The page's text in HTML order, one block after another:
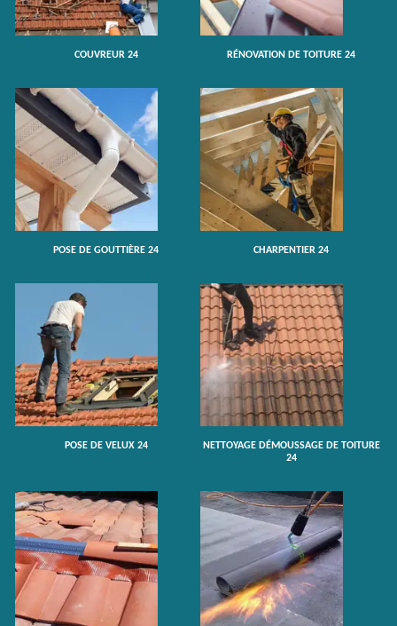
COUVREUR 24 RÉNOVATION DE TOITURE 24
POSE DE GOUTTIÈRE 24 CHARPENTIER 24
POSE DE VELUX 24
NETTOYAGE DÉMOUSSAGE DE TOITURE
24